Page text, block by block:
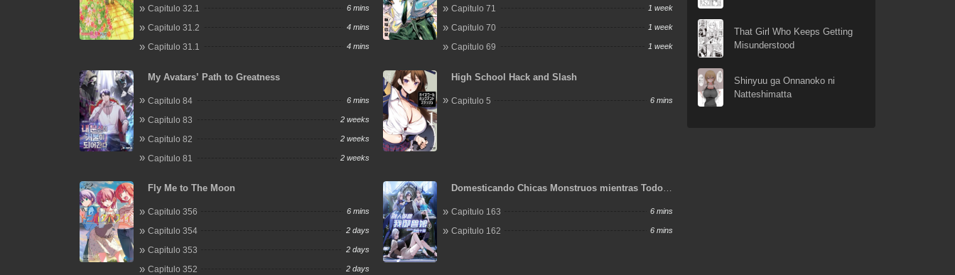
Capitulo 32.1 6 mins
Capitulo 31.2 4 mins
Capitulo 31.1 4 mins
Capitulo 71 1 week
Capitulo 70 1 week
Capitulo 69 1 week
My Avatars’ Path to Greatness
Capitulo 84 6 mins
Capitulo 83 2 weeks
Capitulo 82 2 weeks
Capitulo 81 2 weeks
High School Hack and Slash
Capitulo 5 6 mins
Fly Me to The Moon
Capitulo 356 6 mins
Capitulo 354 2 days
Capitulo 353 2 days
Capitulo 352 2 days
Domesticando Chicas Monstruos mientras Todos
Capitulo 163 6 mins
Capitulo 162 6 mins
That Girl Who Keeps Getting
Misunderstood
Shinyuu ga Onnanoko ni
Natteshimatta